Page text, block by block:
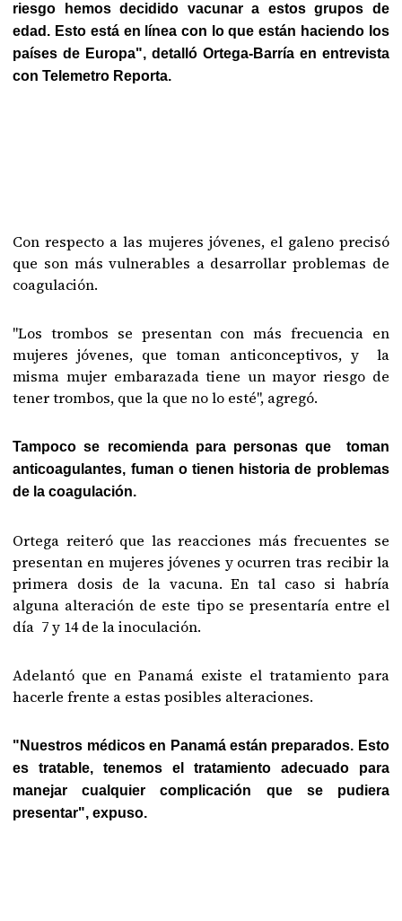
riesgo hemos decidido vacunar a estos grupos de
edad. Esto está en línea con lo que están haciendo los
países de Europa", detalló Ortega-Barría en entrevista
con Telemetro Reporta.
Con respecto a las mujeres jóvenes, el galeno precisó
que son más vulnerables a desarrollar problemas de
coagulación.
"Los trombos se presentan con más frecuencia en
mujeres jóvenes, que toman anticonceptivos, y la
misma mujer embarazada tiene un mayor riesgo de
tener trombos, que la que no lo esté", agregó.
Tampoco se recomienda para personas que toman
anticoagulantes, fuman o tienen historia de problemas
de la coagulación.
Ortega reiteró que las reacciones más frecuentes se
presentan en mujeres jóvenes y ocurren tras recibir la
primera dosis de la vacuna. En tal caso si habría
alguna alteración de este tipo se presentaría entre el
día 7 y 14 de la inoculación.
Adelantó que en Panamá existe el tratamiento para
hacerle frente a estas posibles alteraciones.
"Nuestros médicos en Panamá están preparados. Esto
es tratable, tenemos el tratamiento adecuado para
manejar cualquier complicación que se pudiera
presentar", expuso.